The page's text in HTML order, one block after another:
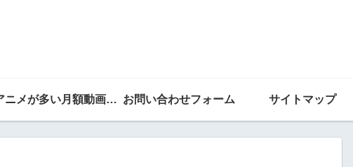
アニメが多い月額動画ランキング お問い合わせフォーム サイトマップ